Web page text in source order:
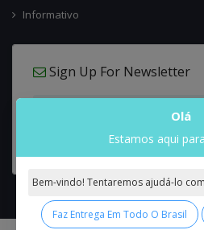
Informativo
Sign Up For Newsletter
Olá
Estamos aqui
Bem-vindo! Tentaremos ajudá-lo
Faz Entrega Em Todo O Brasil